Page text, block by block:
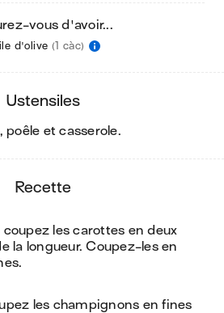
vous d'avoir...
d'olive (1 càc)
ustensiles
poêle et casserole.
recette
coupez les carottes en deux
la longueur. Coupez-les en
les champignons en fines